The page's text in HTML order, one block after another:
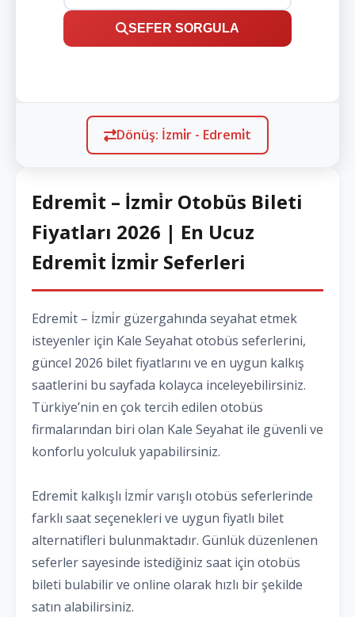
SEFER SORGULA
Dönüş: İzmi̇r - Edremi̇t
Edremi̇t – İzmi̇r Otobüs Bileti
Fiyatları 2026 | En Ucuz
Edremi̇t İzmi̇r Seferleri
Edremi̇t – İzmi̇r güzergahında seyahat etmek
isteyenler için Kale Seyahat otobüs seferlerini,
güncel 2026 bilet fiyatlarını ve en uygun kalkış
saatlerini bu sayfada kolayca inceleyebilirsiniz.
Türkiye’nin en çok tercih edilen otobüs
firmalarından biri olan Kale Seyahat ile güvenli ve
konforlu yolculuk yapabilirsiniz.
Edremi̇t kalkışlı İzmi̇r varışlı otobüs seferlerinde
farklı saat seçenekleri ve uygun fiyatlı bilet
alternatifleri bulunmaktadır. Günlük düzenlenen
seferler sayesinde istediğiniz saat için otobüs
bileti bulabilir ve online olarak hızlı bir şekilde
satın alabilirsiniz.